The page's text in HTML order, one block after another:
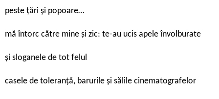
peste țări și popoare…
mă întorc către mine și zic: te-au ucis apele învolburate
și sloganele de tot felul
casele de toleranță, barurile și sălile cinematografelor